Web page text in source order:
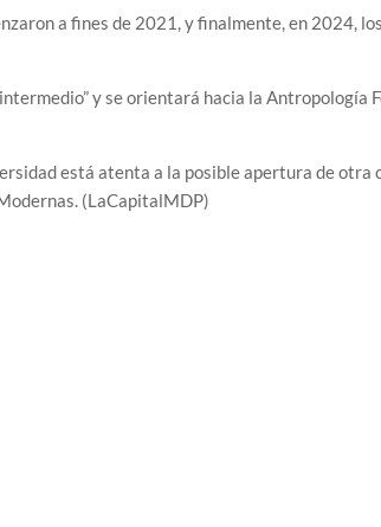
a fines de 2021, y finalmente, en 2024,
y se orientará hacia la Antropología
está atenta a la posible apertura de otra
(LaCapitalMDP)